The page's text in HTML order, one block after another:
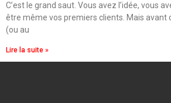
C’est le grand saut. Vous avez l’idée, vous
être même vos premiers clients. Mais avant
(ou au
Lire la suite »